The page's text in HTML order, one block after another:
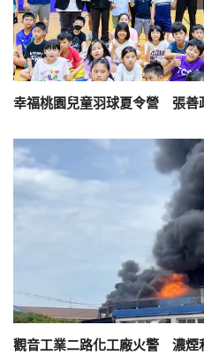
幸福桃園兒童羽球夏令營 張善
觀音工業二路化工廠火警 濃煙